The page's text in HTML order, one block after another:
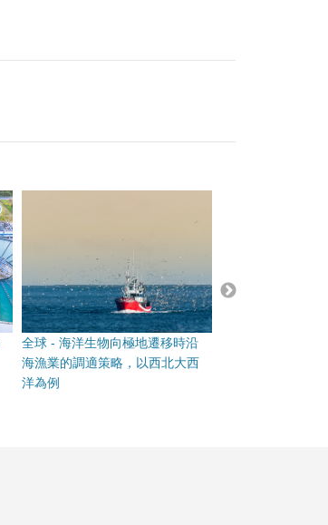
全球 - 海洋生物向極地遷移時沿
海漁業的調適策略，以西北大西
洋為例